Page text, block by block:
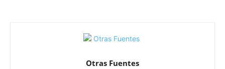
Otras Fuentes